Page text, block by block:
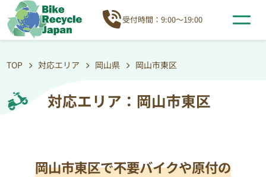
受付時間：9:00～19:00
TOP 対応エリア 岡山県 岡山市東区
対応エリア：岡山市東区
岡山市東区で不要バイクや原付の